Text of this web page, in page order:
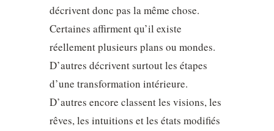
décrivent donc pas la même chose.
Certaines affirment qu’il existe
réellement plusieurs plans ou mondes.
D’autres décrivent surtout les étapes
d’une transformation intérieure.
D’autres encore classent les visions, les
rêves, les intuitions et les états modifiés